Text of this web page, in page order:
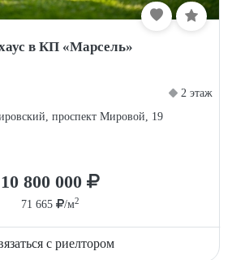
в КП «Марсель»
2 этаж
проспект Мировой, 19
10 800 000
71 665 /м2
с риелтором